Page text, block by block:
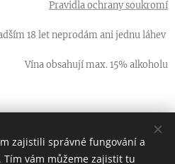
Pravidla ochrany soukromí
18 let neprodám ani jednu láhev
Vína obsahují max. 15% alkoholu
malých vinařů z jižní Moravy
zajistili správné fungování a
vám můžeme zajistit tu